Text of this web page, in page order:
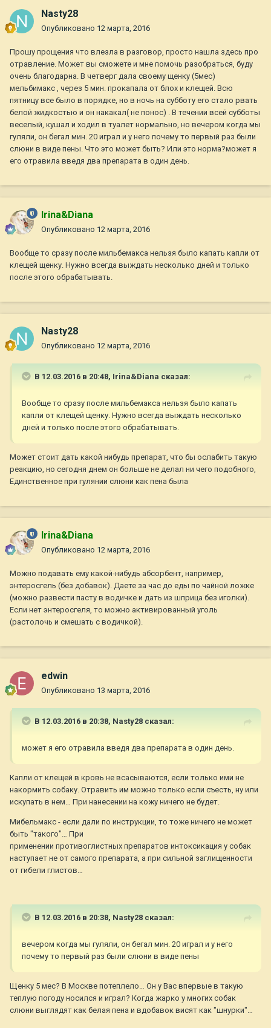
Nasty28
Опубликовано 12 марта, 2016
Прошу прощения что влезла в разговор, просто нашла здесь про
отравление. Может вы сможете и мне помочь разобраться, буду
очень благодарна. В четверг дала своему щенку (5мес)
мельбимакс , через 5 мин. прокапала от блох и клещей. Всю
пятницу все было в порядке, но в ночь на субботу его стало рвать
белой жидкостью и он накакал( не понос) . В течении всей субботы
веселый, кушал и ходил в туалет нормально, но вечером когда мы
гуляли, он бегал мин. 20 играл и у него почему то первый раз были
слюни в виде пены. Что это может быть? Или это норма?может я
его отравила введя два препарата в один день.
Irina&Diana
Опубликовано 12 марта, 2016
Вообще то сразу после мильбемакса нельзя было капать капли от
клещей щенку. Нужно всегда выждать несколько дней и только
после этого обрабатывать.
Nasty28
Опубликовано 12 марта, 2016
В 12.03.2016 в 20:48, Irina&Diana сказал:
Вообще то сразу после мильбемакса нельзя было капать
капли от клещей щенку. Нужно всегда выждать несколько
дней и только после этого обрабатывать.
Может стоит дать какой нибудь препарат, что бы ослабить такую
реакцию, но сегодня днем он больше не делал ни чего подобного,
Единственное при гулянии слюни как пена была
Irina&Diana
Опубликовано 12 марта, 2016
Можно подавать ему какой-нибудь абсорбент, например,
энтеросгель (без добавок). Даете за час до еды по чайной ложке
(можно развести пасту в водичке и дать из шприца без иголки).
Если нет энтеросгеля, то можно активированный уголь
(растолочь и смешать с водичкой).
edwin
Опубликовано 13 марта, 2016
В 12.03.2016 в 20:38, Nasty28 сказал:
может я его отравила введя два препарата в один день.
Капли от клещей в кровь не всасываются, если только ими не
накормить собаку. Отравить им можно только если съесть, ну или
искупать в нем… При нанесении на кожу ничего не будет.
Мибельмакс - если дали по инструкции, то тоже ничего не может
быть "такого"… При
применении противоглистных препаратов интоксикация у собак
наступает не от самого препарата, а при сильной заглищенности
от гибели глистов…
В 12.03.2016 в 20:38, Nasty28 сказал:
вечером когда мы гуляли, он бегал мин. 20 играл и у него
почему то первый раз были слюни в виде пены
Щенку 5 мес? В Москве потеплело… Он у Вас впервые в такую
теплую погоду носился и играл? Когда жарко у многих собак
слюни выглядят как белая пена и вдобавок висят как "шнурки"…